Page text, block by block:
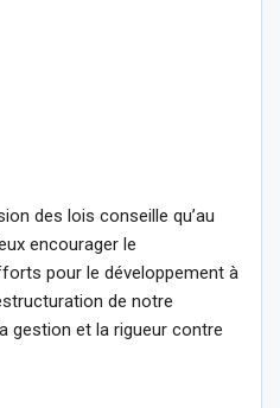
des lois conseille qu’au
encourager le
pour le développement à
de notre
gestion et la rigueur contre